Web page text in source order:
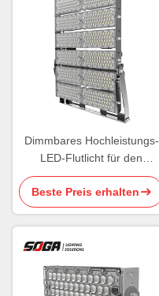
Dimmbares Hochleistungs-
LED-Flutlicht für den
Außenbereich, 960 W, hohes
Lumen-Flutlicht
Beste Preis erhalten